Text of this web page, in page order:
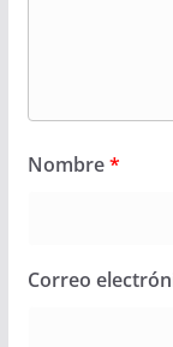
Nombre*
Correo